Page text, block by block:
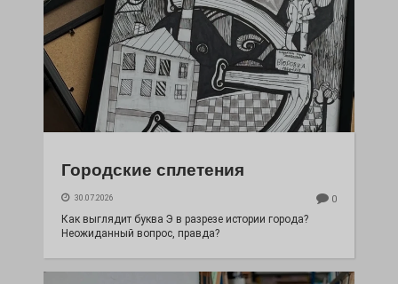
Городские сплетения
30.07.2026 0
Как выглядит буква Э в разрезе истории города?
Неожиданный вопрос, правда?